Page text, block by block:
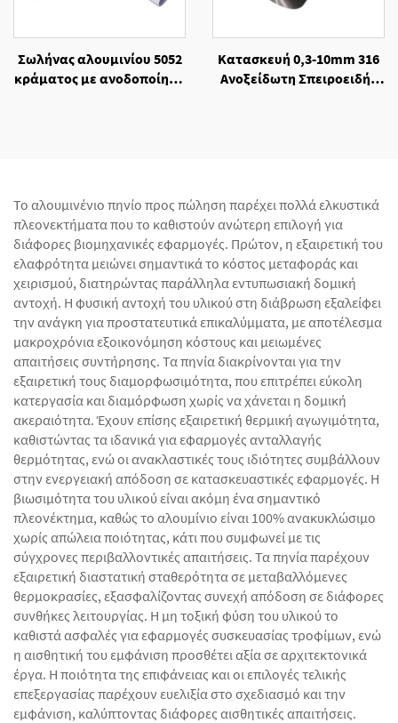
Σωλήνας αλουμινίου 5052
κράματος με ανοδοποίηση
Κατασκευή 0,3-10mm 316
Ανοξείδωτη Σπειροειδής
Το αλουμινένιο πηνίο προς πώληση παρέχει πολλά ελκυστικά
πλεονεκτήματα που το καθιστούν ανώτερη επιλογή για
διάφορες βιομηχανικές εφαρμογές. Πρώτον, η εξαιρετική του
ελαφρότητα μειώνει σημαντικά το κόστος μεταφοράς και
χειρισμού, διατηρώντας παράλληλα εντυπωσιακή δομική
αντοχή. Η φυσική αντοχή του υλικού στη διάβρωση εξαλείφει
την ανάγκη για προστατευτικά επικαλύμματα, με αποτέλεσμα
μακροχρόνια εξοικονόμηση κόστους και μειωμένες
απαιτήσεις συντήρησης. Τα πηνία διακρίνονται για την
εξαιρετική τους διαμορφωσιμότητα, που επιτρέπει εύκολη
κατεργασία και διαμόρφωση χωρίς να χάνεται η δομική
ακεραιότητα. Έχουν επίσης εξαιρετική θερμική αγωγιμότητα,
καθιστώντας τα ιδανικά για εφαρμογές ανταλλαγής
θερμότητας, ενώ οι ανακλαστικές τους ιδιότητες συμβάλλουν
στην ενεργειακή απόδοση σε κατασκευαστικές εφαρμογές. Η
βιωσιμότητα του υλικού είναι ακόμη ένα σημαντικό
πλεονέκτημα, καθώς το αλουμίνιο είναι 100% ανακυκλώσιμο
χωρίς απώλεια ποιότητας, κάτι που συμφωνεί με τις
σύγχρονες περιβαλλοντικές απαιτήσεις. Τα πηνία παρέχουν
εξαιρετική διαστατική σταθερότητα σε μεταβαλλόμενες
θερμοκρασίες, εξασφαλίζοντας συνεχή απόδοση σε διάφορες
συνθήκες λειτουργίας. Η μη τοξική φύση του υλικού το
καθιστά ασφαλές για εφαρμογές συσκευασίας τροφίμων, ενώ
η αισθητική του εμφάνιση προσθέτει αξία σε αρχιτεκτονικά
έργα. Η ποιότητα της επιφάνειας και οι επιλογές τελικής
επεξεργασίας παρέχουν ευελιξία στο σχεδιασμό και την
εμφάνιση, καλύπτοντας διάφορες αισθητικές απαιτήσεις.